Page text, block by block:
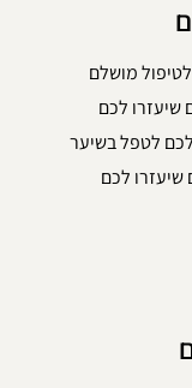
מושלם
לכם
לטפל בשיער
לכם